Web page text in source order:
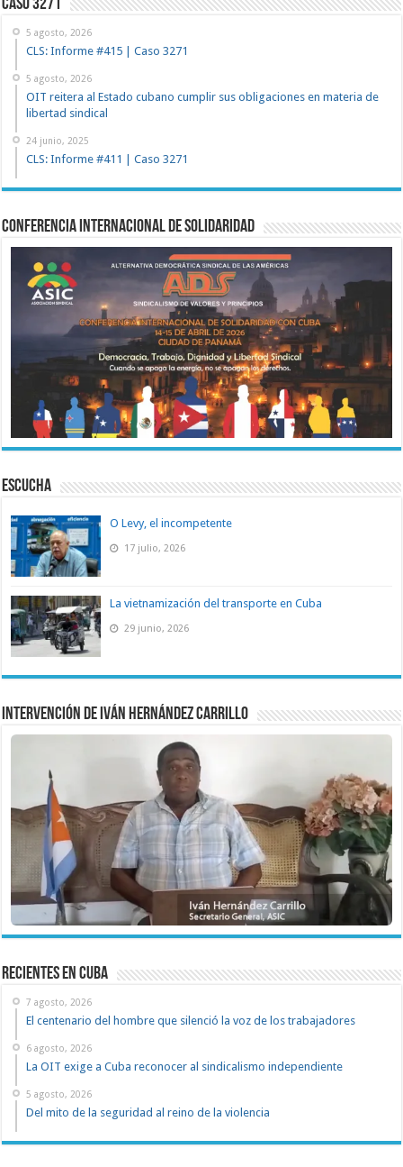
Caso 3271
5 agosto, 2026
CLS: Informe #415 | Caso 3271
5 agosto, 2026
OIT reitera al Estado cubano cumplir sus obligaciones en materia de
libertad sindical
24 junio, 2025
CLS: Informe #411 | Caso 3271
Conferencia Internacional de Solidaridad
ESCUCHA
O Levy, el incompetente
17 julio, 2026
La vietnamización del transporte en Cuba
29 junio, 2026
Intervención de Iván Hernández Carrillo
recientes en cuba
7 agosto, 2026
El centenario del hombre que silenció la voz de los trabajadores
6 agosto, 2026
La OIT exige a Cuba reconocer al sindicalismo independiente
5 agosto, 2026
Del mito de la seguridad al reino de la violencia